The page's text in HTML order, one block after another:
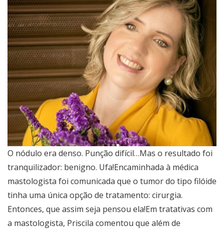
O nódulo era denso. Punção difícil…Mas o resultado foi
tranquilizador: benigno. Ufa!Encaminhada à médica
mastologista foi comunicada que o tumor do tipo filóide
tinha uma única opção de tratamento: cirurgia.
Entonces, que assim seja pensou ela!Em tratativas com
a mastologista, Priscila comentou que além de